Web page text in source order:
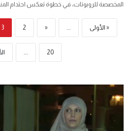
المخصصة للروبوتات، في خطوة تعكس احتدام
« الأولى ...
«
2
3
20
...